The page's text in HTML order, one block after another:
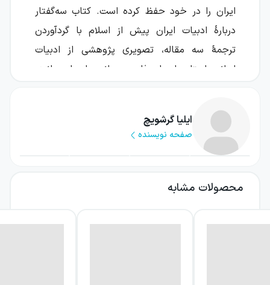
ایران را در خود حفظ کرده است. کتاب سه‌گفتار
دربارهٔ ادبیات ایران پیش از اسلام با گردآوردن
ترجمهٔ سه مقاله، تصویری پژوهشی از ادبیات
ایرانی باستان، ادبیات فارسی میانه و ادبیات مانوی
گرشویچ، مری بویس و موضوعات تخصصی این
گفتارها، کتاب را به انتخابی مناسب برای
خوانندگانی تبدیل می‌کنند که می‌خواهند با
این اثر به‌جای تمرکز بر یک متن یا یک دورهٔ
ایلیا گرشویچ
صفحه نویسنده
محصولات مشابه